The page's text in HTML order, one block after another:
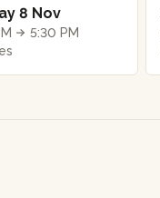
8 Nov
5:30 PM